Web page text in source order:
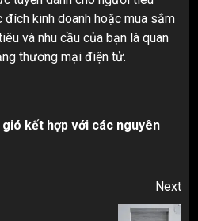
đích kinh doanh hoặc mua sắm
và nhu cầu của bạn là quan
thương mại điện tử.
kết hợp với các nguyên
Next